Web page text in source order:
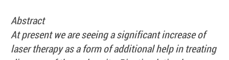
Abstract
At present we are seeing a significant increase of
laser therapy as a form of additional help in treating